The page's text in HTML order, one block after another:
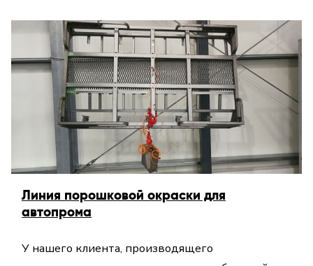
Линия порошковой окраски для
автопрома
У нашего клиента, производящего